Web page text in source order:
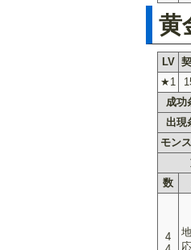
黄
LV
★1
成功
出現
モン
数
4